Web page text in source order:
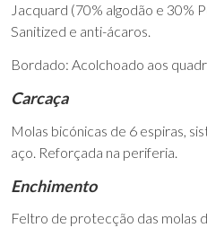
Jacquard (70% algodão e 30%
Sanitized e anti-ácaros.
Bordado: Acolchoado aos
Carcaça
Molas bicónicas de 6 espiras,
aço. Reforçada na periferia.
Enchimento
Feltro de protecção das molas